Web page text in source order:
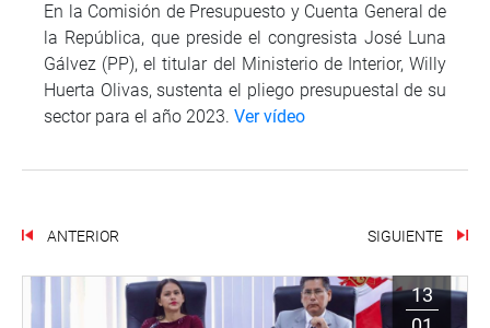
En la Comisión de Presupuesto y Cuenta General de
la República, que preside el congresista José Luna
Gálvez (PP), el titular del Ministerio de Interior, Willy
Huerta Olivas, sustenta el pliego presupuestal de su
sector para el año 2023. Ver vídeo
ANTERIOR SIGUIENTE
13